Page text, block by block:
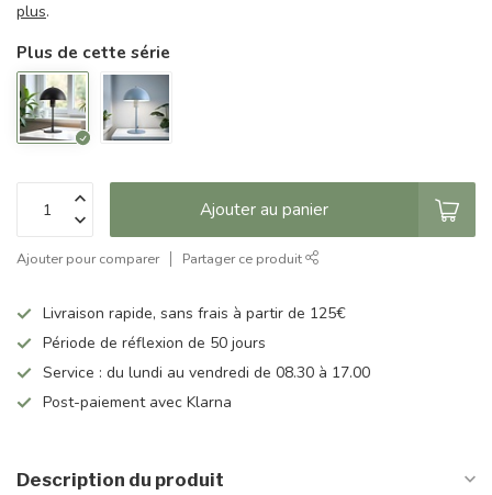
plus.
Plus de cette série
Ajouter au panier
Ajouter pour comparer Partager ce produit
Livraison rapide, sans frais à partir de 125€
Période de réflexion de 50 jours
Service : du lundi au vendredi de 08.30 à 17.00
Post-paiement avec Klarna
Description du produit